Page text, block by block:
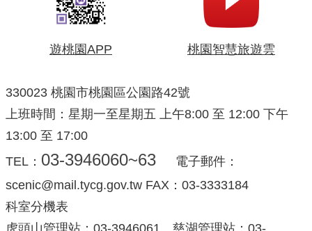
遊桃園APP 桃園智慧旅遊雲
330023 桃園市桃園區公園路42號
上班時間：星期一至星期五 上午8:00 至 12:00 下午
13:00 至 17:00
TEL： 03-3946060~63
電子郵件：
scenic@mail.tycg.gov.tw FAX：03-3333184
科室分機表
虎頭山管理站：03-3946061 慈湖管理站：03-